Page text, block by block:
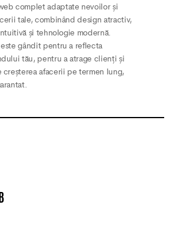
complet adaptate nevoilor și
tale, combinând design atractiv,
și tehnologie modernă.
gândit pentru a reflecta
tău, pentru a atrage clienți și
creșterea afacerii pe termen lung,